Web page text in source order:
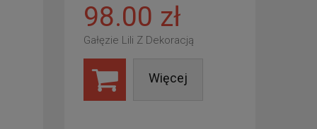
98.00 zł
Gałęzie Lili Z Dekoracją
Więcej